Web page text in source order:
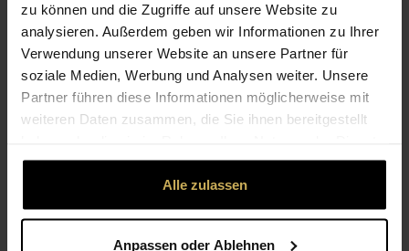
zu können und die Zugriffe auf unsere Website zu
analysieren. Außerdem geben wir Informationen zu Ihrer
Verwendung unserer Website an unsere Partner für
soziale Medien, Werbung und Analysen weiter. Unsere
Partner führen diese Informationen möglicherweise mit
weiteren Daten zusammen, die Sie ihnen bereitgestellt
gesammelt haben.
Alle zulassen
Anpassen oder Ablehnen
Hochstr. 25
82024 Taufkirchen
089-612 14 16
089-614 05 39